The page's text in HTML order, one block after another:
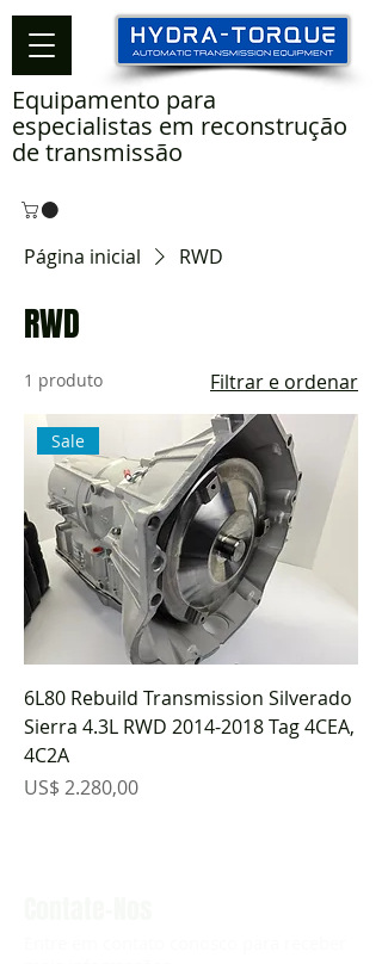
Equipamento para
especialistas em reconstrução
de transmissão
Página inicial RWD
RWD
1 produto Filtrar e ordenar
Sale
6L80 Rebuild Transmission Silverado
Sierra 4.3L RWD 2014-2018 Tag 4CEA,
4C2A
Preço
US$ 2.280,00